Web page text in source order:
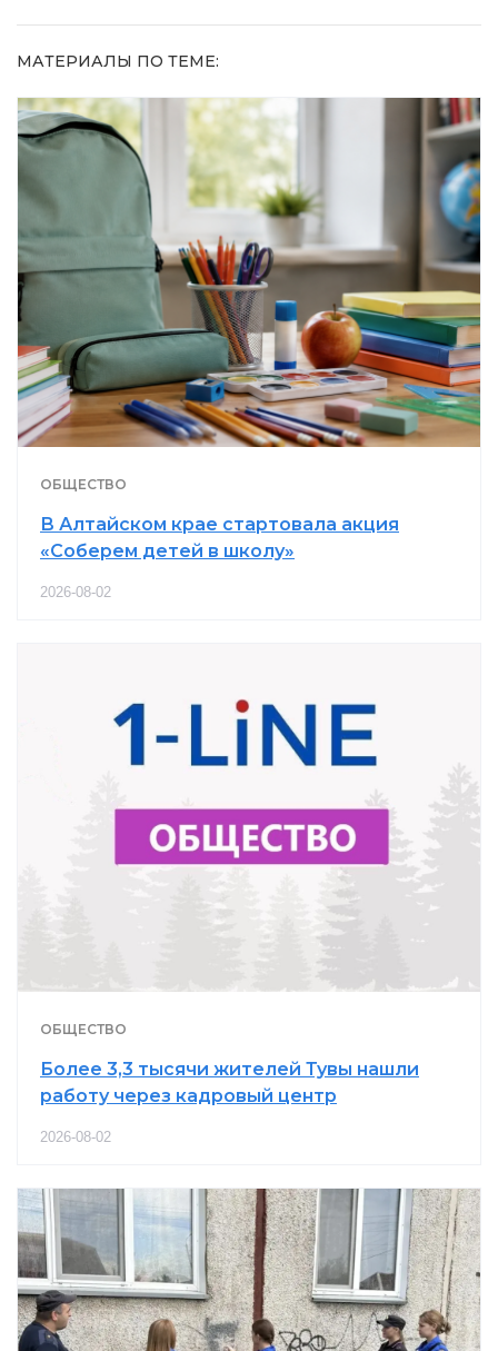
МАТЕРИАЛЫ ПО ТЕМЕ:
ОБЩЕСТВО
В Алтайском крае стартовала акция
«Соберем детей в школу»
2026-08-02
ОБЩЕСТВО
Более 3,3 тысячи жителей Тувы нашли
работу через кадровый центр
2026-08-02